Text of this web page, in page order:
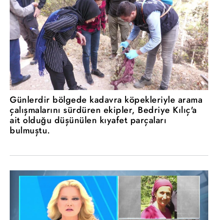
Günlerdir bölgede kadavra köpekleriyle arama
çalışmalarını sürdüren ekipler, Bedriye Kılıç'a
ait olduğu düşünülen kıyafet parçaları
bulmuştu.